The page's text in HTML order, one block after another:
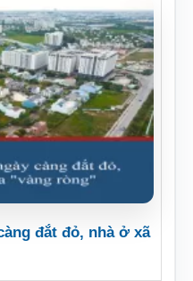
đắt đỏ, nhà ở xã